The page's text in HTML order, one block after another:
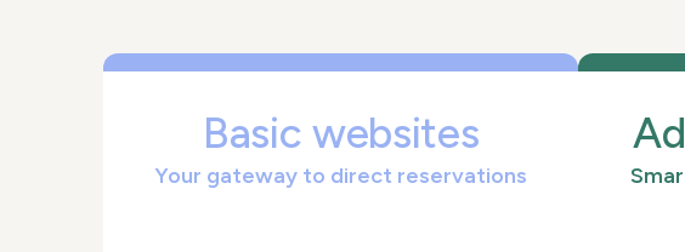
Basic websites
Your gateway to direct reservations